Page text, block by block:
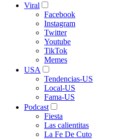
Viral
Facebook
Instagram
Twitter
Youtube
TikTok
Memes
USA
Tendencias-US
Local-US
Fama-US
Podcast
Fiesta
Las calientitas
La Fe De Cuto